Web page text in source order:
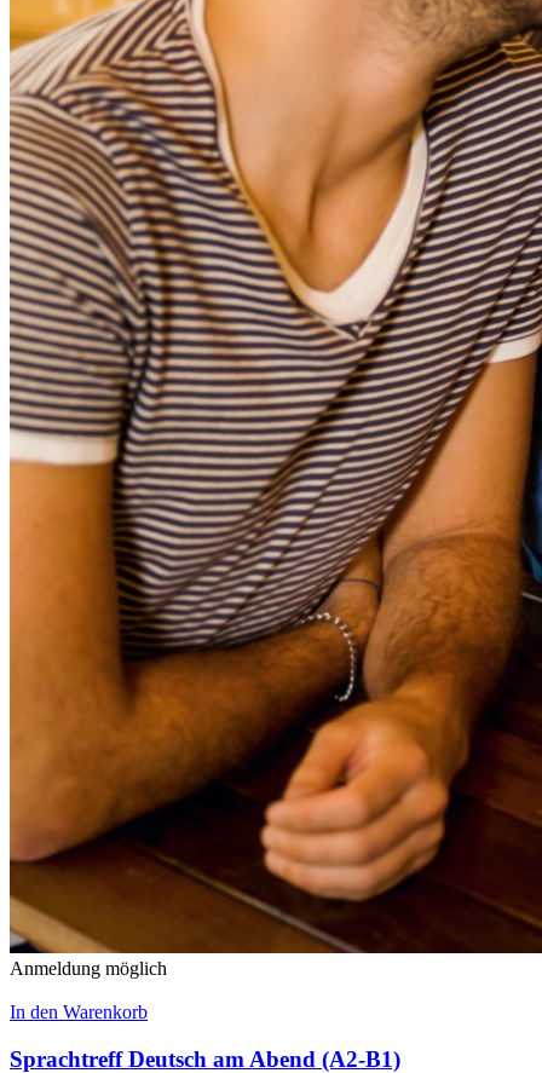
Anmeldung möglich
In den Warenkorb
Sprachtreff Deutsch am Abend (A2-B1)